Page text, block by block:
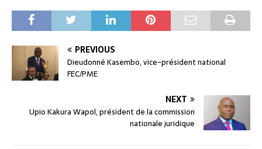
PREVIOUS
Dieudonné Kasembo, vice-président national
FEC/PME
NEXT
Upio Kakura Wapol, président de la commission
nationale juridique